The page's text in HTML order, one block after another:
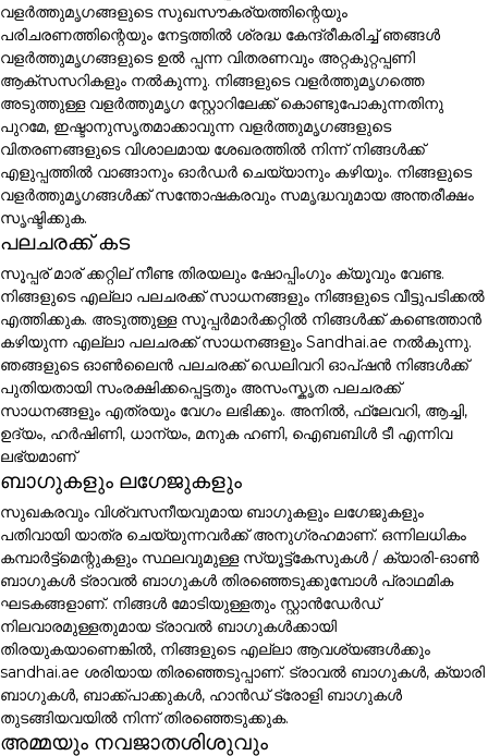
വളർത്തുമൃഗങ്ങളുടെ സുഖസൗകര്യത്തിന്റെയും
പരിചരണത്തിന്റെയും നേട്ടത്തിൽ ശ്രദ്ധ കേന്ദ്രീകരിച്ച് ഞങ്ങൾ
വളർത്തുമൃഗങ്ങളുടെ ഉൽ പ്പന്ന വിതരണവും അറ്റകുറ്റപ്പണി
ആക്സസറികളും നൽകുന്നു. നിങ്ങളുടെ വളർത്തുമൃഗത്തെ
അടുത്തുള്ള വളർത്തുമൃഗ സ്റ്റോറിലേക്ക് കൊണ്ടുപോകുന്നതിനു
പുറമേ, ഇഷ്ടാനുസൃതമാക്കാവുന്ന വളർത്തുമൃഗങ്ങളുടെ
വിതരണങ്ങളുടെ വിശാലമായ ശേഖരത്തിൽ നിന്ന് നിങ്ങൾക്ക്
എളുപ്പത്തിൽ വാങ്ങാനും ഓർഡർ ചെയ്യാനും കഴിയും. നിങ്ങളുടെ
വളർത്തുമൃഗങ്ങൾക്ക് സന്തോഷകരവും സമൃദ്ധവുമായ അന്തരീക്ഷം
സൃഷ്ടിക്കുക.
പലചരക്ക് കട
സൂപ്പര് മാര് ക്കറ്റില് നീണ്ട തിരയലും ഷോപ്പിംഗും ക്യൂവും വേണ്ട.
നിങ്ങളുടെ എല്ലാ പലചരക്ക് സാധനങ്ങളും നിങ്ങളുടെ വീട്ടുപടിക്കൽ
എത്തിക്കുക. അടുത്തുള്ള സൂപ്പർമാർക്കറ്റിൽ നിങ്ങൾക്ക് കണ്ടെത്താൻ
കഴിയുന്ന എല്ലാ പലചരക്ക് സാധനങ്ങളും Sandhai.ae നൽകുന്നു.
ഞങ്ങളുടെ ഓൺലൈൻ പലചരക്ക് ഡെലിവറി ഓപ്ഷൻ നിങ്ങൾക്ക്
പുതിയതായി സംരക്ഷിക്കപ്പെട്ടതും അസംസ്കൃത പലചരക്ക്
സാധനങ്ങളും എത്രയും വേഗം ലഭിക്കും. അനിൽ, ഫ്ലേവറി, ആച്ചി,
ഉദ്യം, ഹർഷിണി, ധാന്യം, മനുക ഹണി, ഐബബിൾ ടീ എന്നിവ
ലഭ്യമാണ്
ബാഗുകളും ലഗേജുകളും
സുഖകരവും വിശ്വസനീയവുമായ ബാഗുകളും ലഗേജുകളും
പതിവായി യാത്ര ചെയ്യുന്നവർക്ക് അനുഗ്രഹമാണ്. ഒന്നിലധികം
കമ്പാർട്ട്മെന്റുകളും സ്ഥലവുമുള്ള സ്യൂട്ട്കേസുകൾ / ക്യാരി-ഓൺ
ബാഗുകൾ ട്രാവൽ ബാഗുകൾ തിരഞ്ഞെടുക്കുമ്പോൾ പ്രാഥമിക
ഘടകങ്ങളാണ്. നിങ്ങൾ മോടിയുള്ളതും സ്റ്റാൻഡേർഡ്
നിലവാരമുള്ളതുമായ ട്രാവൽ ബാഗുകൾക്കായി
തിരയുകയാണെങ്കിൽ, നിങ്ങളുടെ എല്ലാ ആവശ്യങ്ങൾക്കും
sandhai.ae ശരിയായ തിരഞ്ഞെടുപ്പാണ്. ട്രാവൽ ബാഗുകൾ, ക്യാരി
ബാഗുകൾ, ബാക്ക്പാക്കുകൾ, ഹാൻഡ് ട്രോളി ബാഗുകൾ
തുടങ്ങിയവയിൽ നിന്ന് തിരഞ്ഞെടുക്കുക.
അമ്മയും നവജാതശിശുവും